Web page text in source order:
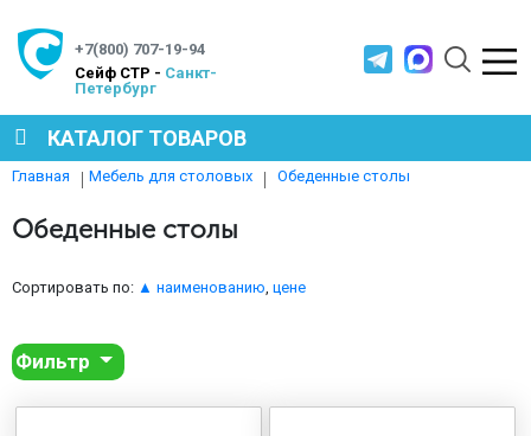
+7(800) 707-19-94
Cейф СТР - Санкт-
Петербург
КАТАЛОГ ТОВАРОВ
МЕТАЛЛИЧЕСКАЯ МЕБЕЛЬ
МЕТАЛЛИЧЕСКИЕ СТЕЛЛАЖИ
Главная Мебель для столовых Обеденные столы
Обеденные столы
Сортировать по: ▲ наименованию цене
Фильтр